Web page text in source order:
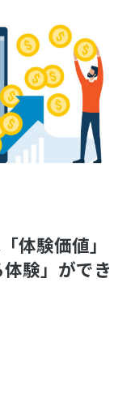
体験価値」
験」ができ